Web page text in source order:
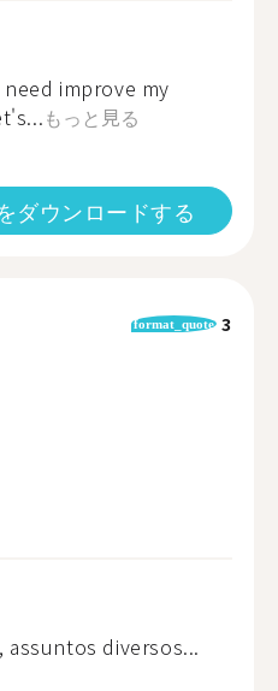
improve my
もっと見る
ダウンロードする
format_quote 3
diversos...